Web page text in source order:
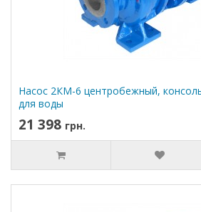
Насос 2КМ-6 центробежный,
для воды
21 398 грн.